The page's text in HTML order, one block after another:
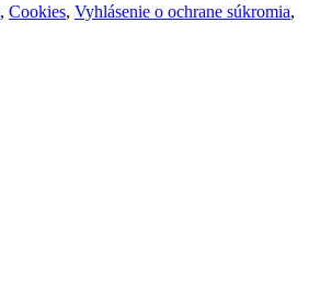
, Cookies, Vyhlásenie o ochrane súkromia,